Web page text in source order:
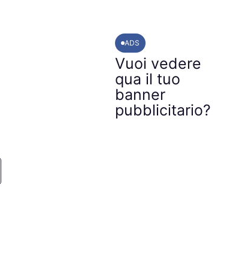
ADS
Vuoi vedere
qua il tuo
banner
pubblicitario?